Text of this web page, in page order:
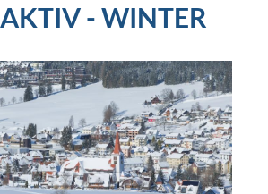
- WINTER